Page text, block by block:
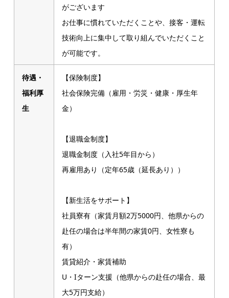
がございます
お仕事に慣れていただくことや、接客・運転
技術向上に集中して取り組んでいただくこと
が可能です。
待遇・
福利厚
生
【保険制度】
社会保険完備（雇用・労災・健康・厚生年
金）
【退職金制度】
退職金制度（入社5年目から）
再雇用あり（定年65歳（延長あり））
【新生活をサポート】
社員寮有（家賃月額2万5000円、他県からの
赴任の場合は半年間の家賃0円、女性寮も
有）
賃貸紹介・家賃補助
U・Iターン支援（他県からの赴任の場合、最
大5万円支給）